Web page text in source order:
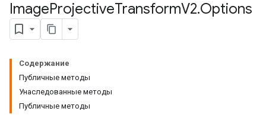
ImageProjectiveTransformV2.Options
Содержание
Публичные методы
Унаследованные методы
Публичные методы